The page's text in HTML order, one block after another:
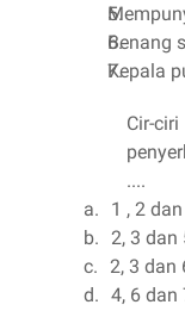
Benang
Kepala
Cir-
....
a.
1 , 2
b. 2, 3 dan
c. 2, 3 dan
d. 4, 6 dan